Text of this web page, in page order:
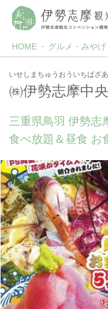
HOME グルメ・みやげ
いせしまちゅうおういちばざ
㈱伊勢志摩中
三重県鳥羽 伊勢志
食べ放題＆昼食 お